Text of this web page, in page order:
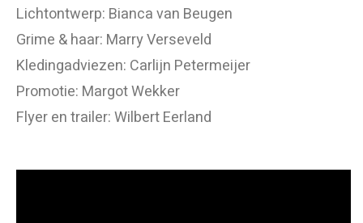
Lichtontwerp: Bianca van Beugen
Grime & haar: Marry Verseveld
Kledingadviezen: Carlijn Petermeijer
Promotie: Margot Wekker
Flyer en trailer: Wilbert Eerland